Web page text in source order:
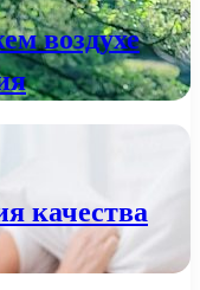
воздухе
качества